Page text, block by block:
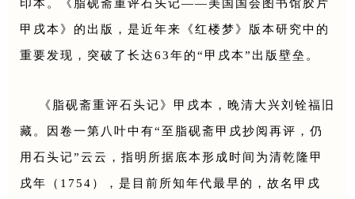
印本。《脂砚斋重评石头记——美国国会图书馆胶片
甲戌本》的出版，是近年来《红楼梦》版本研究中的
重要发现，突破了长达63年的“甲戌本”出版壁垒。
《脂砚斋重评石头记》甲戌本，晚清大兴刘铨福旧
藏。因卷一第八叶中有“至脂砚斋甲戌抄阅再评，仍
用石头记”云云，指明所据底本形成时间为清乾隆甲
戌年（1754），是目前所知年代最早的，故名甲戌